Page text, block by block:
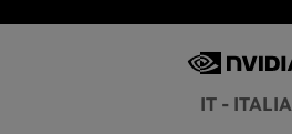
IT - ITALIA